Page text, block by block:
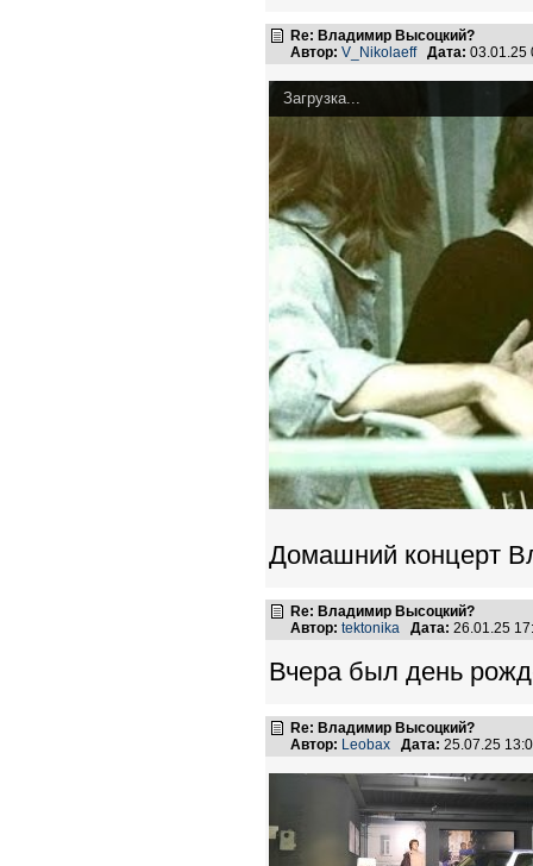
Re: Владимир Высоцкий?
Автор: V_Nikolaeff Дата:
Загрузка...
Домашний концерт
Re: Владимир Высоцкий?
Автор: tektonika Дата: 26.01.25
Вчера был день
Re: Владимир Высоцкий?
Автор: Leobax Дата: 25.07.25